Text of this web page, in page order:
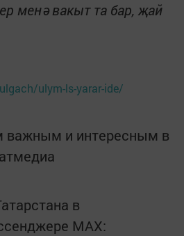
менә вакыт та бар, җай
ulym-ls-yarar-ide/
важным и интересным в
в
MАХ: